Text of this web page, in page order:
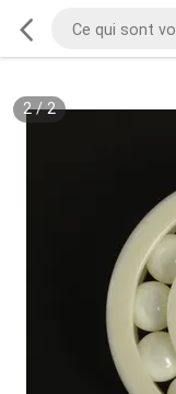
2/2